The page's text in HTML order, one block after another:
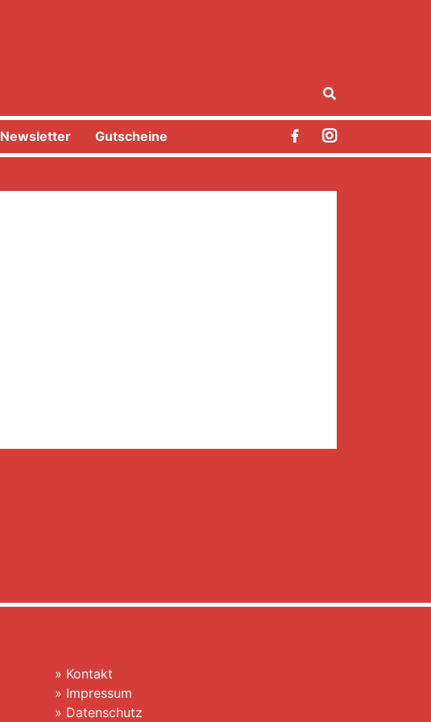
Newsletter Gutscheine
» Kontakt
» Impressum
» Datenschutz